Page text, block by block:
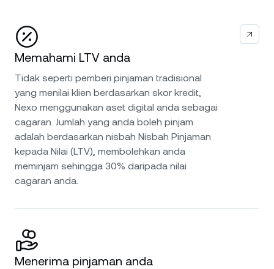
Memahami LTV anda
Tidak seperti pemberi pinjaman tradisional
yang menilai klien berdasarkan skor kredit,
Nexo menggunakan aset digital anda sebagai
cagaran. Jumlah yang anda boleh pinjam
adalah berdasarkan nisbah Nisbah Pinjaman
kepada Nilai (LTV), membolehkan anda
meminjam sehingga 30% daripada nilai
cagaran anda.
Menerima pinjaman anda